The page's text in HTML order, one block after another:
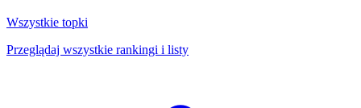
Wszystkie topki
Przeglądaj wszystkie rankingi i listy